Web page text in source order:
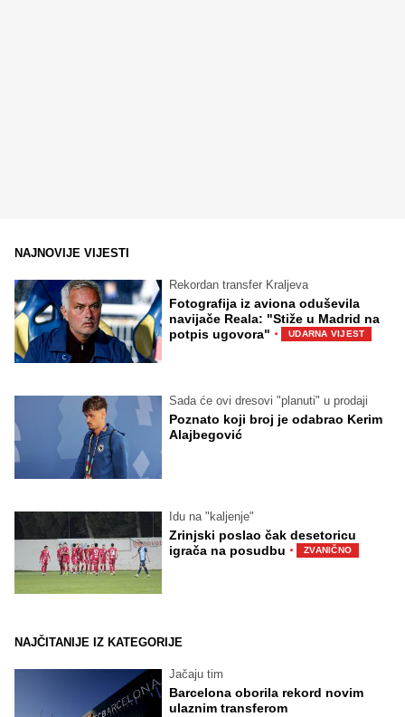
NAJNOVIJE VIJESTI
Rekordan transfer Kraljeva
Fotografija iz aviona oduševila
navijače Reala: "Stiže u Madrid na
potpis ugovora" · UDARNA VIJEST
Sada će ovi dresovi "planuti" u prodaji
Poznato koji broj je odabrao Kerim
Alajbegović
Idu na "kaljenje"
Zrinjski poslao čak desetoricu
igrača na posudbu · ZVANIČNO
NAJČITANIJE IZ KATEGORIJE
Jačaju tim
Barcelona oborila rekord novim
ulaznim transferom